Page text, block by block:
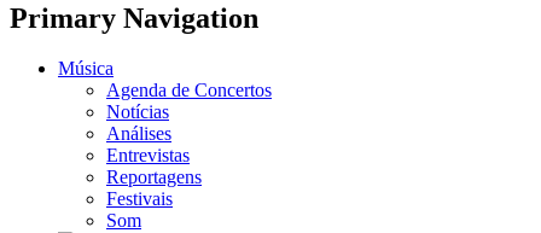
Primary Navigation
Música
Agenda de Concertos
Notícias
Análises
Entrevistas
Reportagens
Festivais
Som